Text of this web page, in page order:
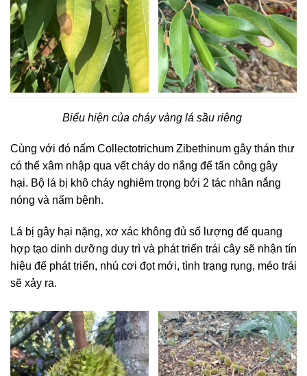
Biểu hiện của cháy vàng lá sầu riêng
Cùng với đó nấm Collectotrichum Zibethinum gây thán thư
có thể xâm nhập qua vết cháy do nắng để tấn công gây
hại. Bộ lá bị khô cháy nghiêm trọng bởi 2 tác nhân nắng
nóng và nấm bệnh.
Lá bị gây hại nặng, xơ xác không đủ số lượng để quang
hợp tạo dinh dưỡng duy trì và phát triển trái cây sẽ nhận tín
hiệu để phát triển, nhú cơi đọt mới, tình trạng rụng, méo trái
sẽ xảy ra.